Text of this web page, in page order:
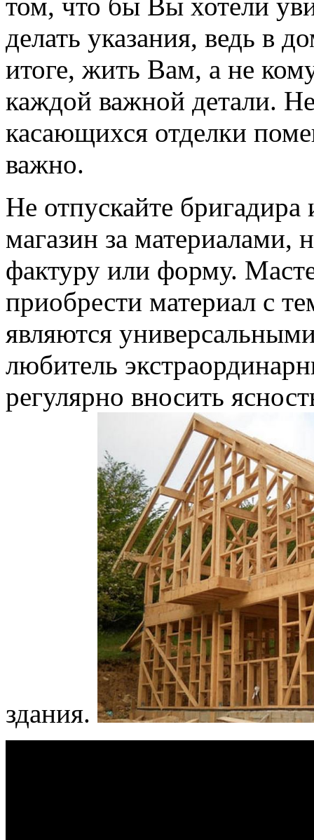
делать указания, ведь в
итоге, жить Вам, а не
каждой важной детали.
касающихся отделки
важно.
Не отпускайте
магазин за материалами,
фактуру или форму.
приобрести материал с
являются
любитель
регулярно вносить
здания.